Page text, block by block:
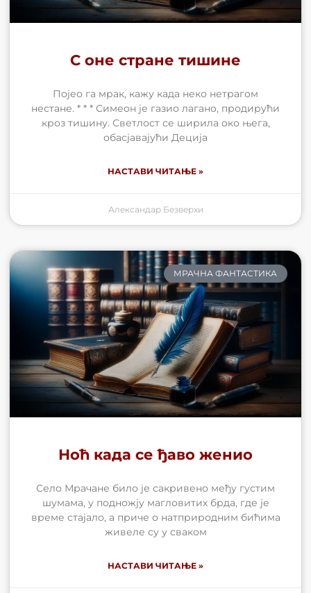
С оне стране тишине
Појео га мрак, кажу када неко нетрагом
нестане. * * * Симеон је газио лагано, продирући
кроз тишину. Светлост се ширила око њега,
обасјавајући Деција
НАСТАВИ ЧИТАЊЕ »
Александар Безверхи
МРАЧНА ФАНТАСТИКА
Ноћ када се ђаво женио
Село Мрачане било је сакривено међу густим
шумама, у подножју магловитих брда, где је
време стајало, а приче о нaтприродним бићима
живеле су у сваком
НАСТАВИ ЧИТАЊЕ »